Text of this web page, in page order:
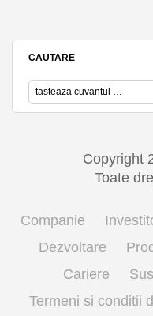
CAUTARE
Copyright
Toate
Companie
Dezvoltare
Cariere
Termeni si conditii